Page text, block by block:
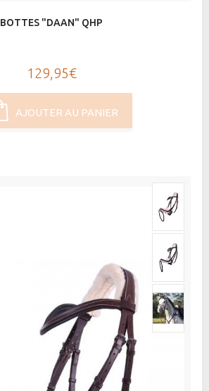
BOTTES "DAAN" QHP
129,95€
AJOUTER AU PANIER